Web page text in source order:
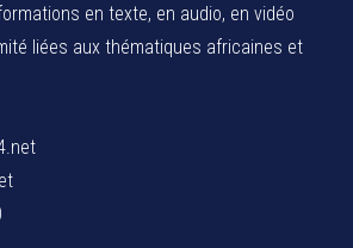
en texte, en audio, en vidéo
liées aux thématiques africaines et